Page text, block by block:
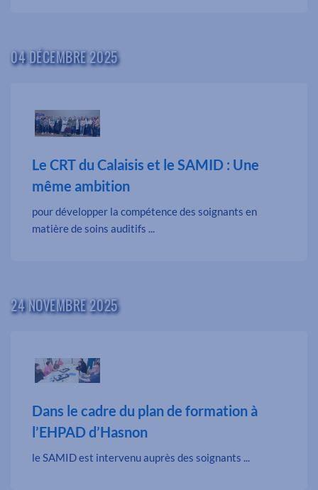
04 DÉCEMBRE 2025
Le CRT du Calaisis et le SAMID : Une
même ambition
pour développer la compétence des soignants en
matière de soins auditifs ...
24 NOVEMBRE 2025
Dans le cadre du plan de formation à
l’EHPAD d’Hasnon
le SAMID est intervenu auprès des soignants ...